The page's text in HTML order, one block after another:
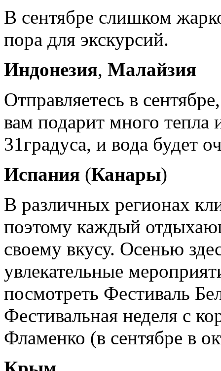
В сентябре слишком
пора для экскурсий.
Индонезия, Малайзия
Отправляетесь в
вам подарит много тепла
31градуса, и вода будет
Испания (Канары)
В различных регионах
поэтому каждый
своему вкусу. Осенью
увлекательные
посмотреть Фестиваль
Фестивальная неделя с
Фламенко (в сентябре в